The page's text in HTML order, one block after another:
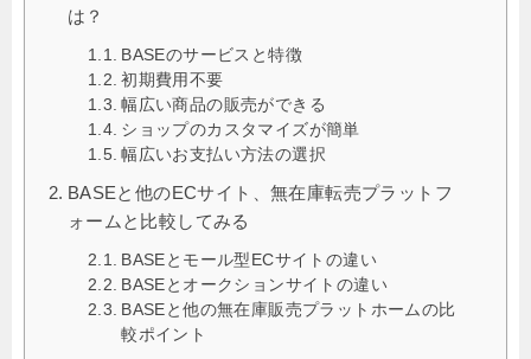
は？
BASEのサービスと特徴
初期費用不要
幅広い商品の販売ができる
ショップのカスタマイズが簡単
幅広いお支払い方法の選択
BASEと他のECサイト、無在庫転売プラットフ
ォームと比較してみる
BASEとモール型ECサイトの違い
BASEとオークションサイトの違い
BASEと他の無在庫販売プラットホームの比
較ポイント